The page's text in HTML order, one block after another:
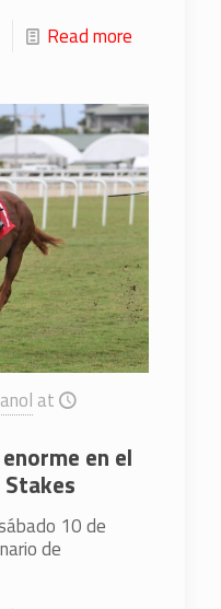
Read more
at
en el
Stakes
10 de
de